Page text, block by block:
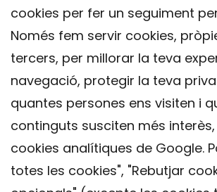
cookies per fer un seguiment
Només fem servir cookies,
tercers, per millorar la teva
navegació, protegir la teva
quantes persones ens visiten i
continguts susciten més
cookies analítiques de Google.
totes les cookies", "Rebutjar